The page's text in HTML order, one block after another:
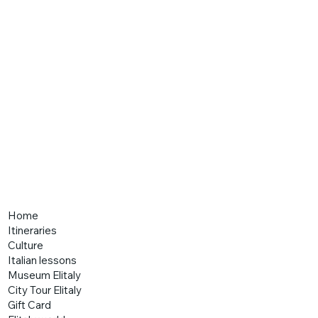
Home
Itineraries
Culture
Italian lessons
Museum Elitaly
City Tour Elitaly
Gift Card